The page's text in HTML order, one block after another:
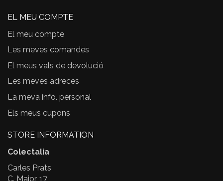
EL MEU COMPTE
El meu compte
Les meves comandes
El meus vals de devolució
Les meves adreces
La meva info. personal
Els meus cupons
STORE INFORMATION
Colectalia
Carles Prats
C. Major, 17